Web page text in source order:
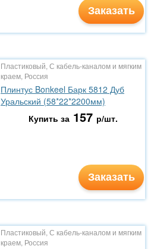
Заказать
Пластиковый, С кабель-каналом и мягким
краем, Россия
Плинтус Bonkeel Барк 5812 Дуб
Уральский (58*22*2200мм)
Купить за 157 р/шт.
Заказать
Пластиковый, С кабель-каналом и мягким
краем, Россия